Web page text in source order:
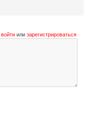
войти или зарегистрироваться